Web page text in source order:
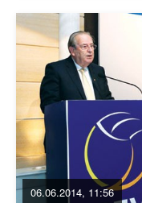
06.06.2014, 11:56